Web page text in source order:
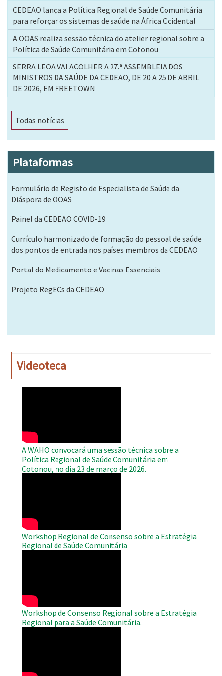
CEDEAO lança a Política Regional de Saúde Comunitária
para reforçar os sistemas de saúde na África Ocidental
A OOAS realiza sessão técnica do atelier regional sobre a
Política de Saúde Comunitária em Cotonou
SERRA LEOA VAI ACOLHER A 27.ª ASSEMBLEIA DOS
MINISTROS DA SAÚDE DA CEDEAO, DE 20 A 25 DE ABRIL
DE 2026, EM FREETOWN
Todas notícias
Plataformas
Formulário de Registo de Especialista de Saúde da
Diáspora de OOAS
Painel da CEDEAO COVID-19
Currículo harmonizado de formação do pessoal de saúde
dos pontos de entrada nos países membros da CEDEAO
Portal do Medicamento e Vacinas Essenciais
Projeto RegECs da CEDEAO
Videoteca
A WAHO convocará uma sessão técnica sobre a
Política Regional de Saúde Comunitária em
Cotonou, no dia 23 de março de 2026.
Workshop Regional de Consenso sobre a Estratégia
Regional de Saúde Comunitária
Workshop de Consenso Regional sobre a Estratégia
Regional para a Saúde Comunitária.